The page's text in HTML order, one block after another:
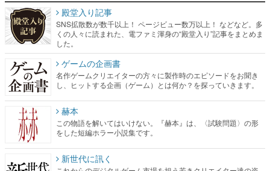
殿堂入り記事
SNS拡散数が数千以上！ ページビュー数万以上！ などなど。多
くの人々に読まれた、電ファミ渾身の“殿堂入り”記事をまとめま
した。
ゲームの企画書
名作ゲームクリエイターの方々に製作時のエピソードをお聞き
し、ヒットする企画（ゲーム）とは何か？を探っていきます。
赫本
この物語を解いてはいけない。『赫本』は、〈試験問題〉の形
をした短編ホラー小説集です。
新世代に訊く